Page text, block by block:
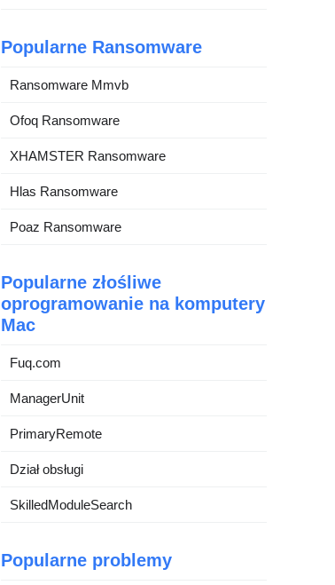
Popularne Ransomware
Ransomware Mmvb
Ofoq Ransomware
XHAMSTER Ransomware
Hlas Ransomware
Poaz Ransomware
Popularne złośliwe
oprogramowanie na komputery
Mac
Fuq.com
ManagerUnit
PrimaryRemote
Dział obsługi
SkilledModuleSearch
Popularne problemy